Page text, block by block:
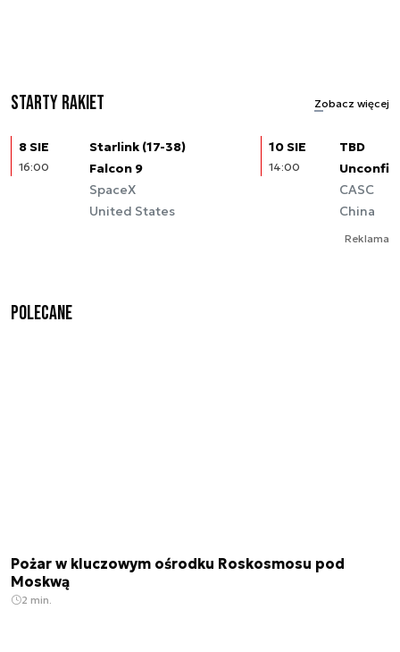
Starty rakiet Zobacz więcej
8 SIE
16:00
Starlink (17-38)
Falcon 9
SpaceX
United States
10 SIE
14:00
TBD
CASC
China
Reklama
Polecane
Pożar w kluczowym ośrodku Roskosmosu pod
Moskwą
2 min.